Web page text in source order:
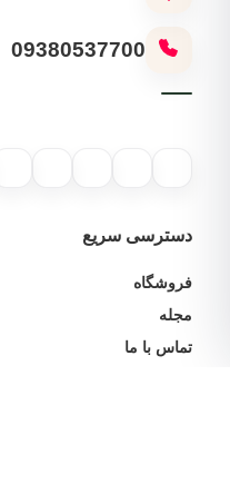
09380537700
دسترسی سریع
فروشگاه
مجله
تماس با ما